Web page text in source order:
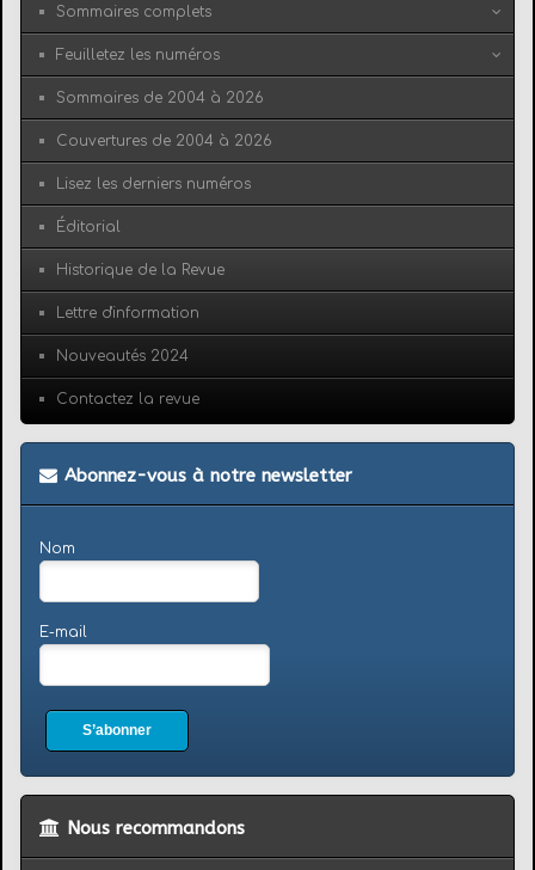
Sommaires complets
Feuilletez les numéros
Sommaires de 2004 à 2026
Couvertures de 2004 à 2026
Lisez les derniers numéros
Éditorial
Historique de la Revue
Lettre d'information
Nouveautés 2024
Contactez la revue
Abonnez-vous à notre newsletter
Nom
E-mail
S’abonner
Nous recommandons